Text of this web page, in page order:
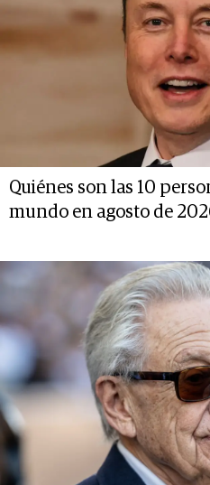
Quiénes son las 10
mundo en agosto de